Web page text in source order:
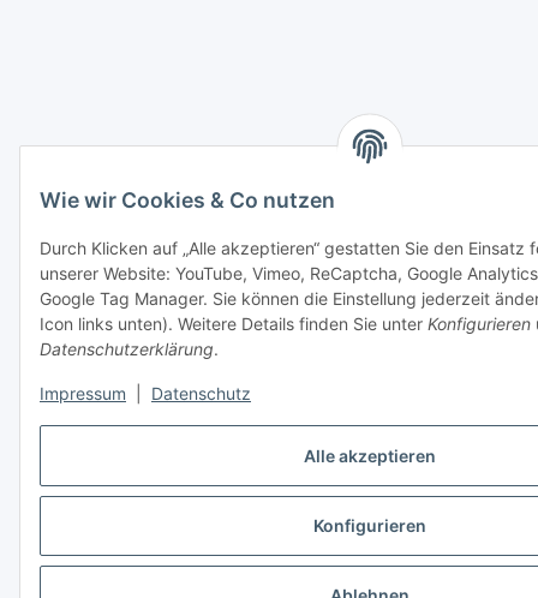
Alle akzeptieren
Konfigurieren
Wie wir Cookies & Co nutzen
Durch Klicken auf „Alle akzeptieren“ gestatten Sie den Einsatz
unserer Website: YouTube, Vimeo, ReCaptcha, Google
Google Tag Manager. Sie können die Einstellung jederzeit
Icon links unten). Weitere Details finden Sie unter Konfigurieren
Datenschutzerklärung.
Impressum Datenschutz